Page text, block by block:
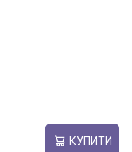
КУПИТИ